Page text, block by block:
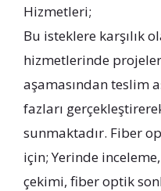
Hizmetleri;
Bu isteklere karşılık
hizmetlerinde
aşamasından teslim
fazları
sunmaktadır. Fiber
için; Yerinde
çekimi, fiber optik